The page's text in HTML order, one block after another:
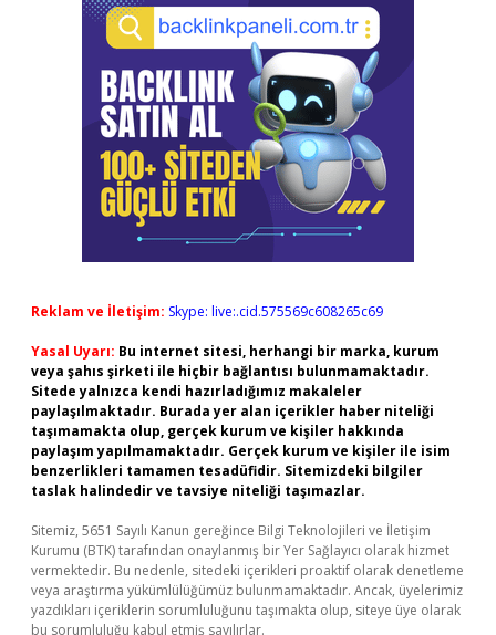
Reklam ve İletişim: Skype: live:.cid.575569c608265c69
Yasal Uyarı: Bu internet sitesi, herhangi bir marka, kurum
veya şahıs şirketi ile hiçbir bağlantısı bulunmamaktadır.
Sitede yalnızca kendi hazırladığımız makaleler
paylaşılmaktadır. Burada yer alan içerikler haber niteliği
taşımamakta olup, gerçek kurum ve kişiler hakkında
paylaşım yapılmamaktadır. Gerçek kurum ve kişiler ile isim
benzerlikleri tamamen tesadüfidir. Sitemizdeki bilgiler
taslak halindedir ve tavsiye niteliği taşımazlar.
Sitemiz, 5651 Sayılı Kanun gereğince Bilgi Teknolojileri ve İletişim
Kurumu (BTK) tarafından onaylanmış bir Yer Sağlayıcı olarak hizmet
vermektedir. Bu nedenle, sitedeki içerikleri proaktif olarak denetleme
veya araştırma yükümlülüğümüz bulunmamaktadır. Ancak, üyelerimiz
yazdıkları içeriklerin sorumluluğunu taşımakta olup, siteye üye olarak
bu sorumluluğu kabul etmiş sayılırlar.